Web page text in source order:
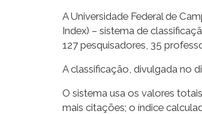
A Universidade Federal de
Index) – sistema de
127 pesquisadores, 35
A classificação, divulgada no
O sistema usa os valores
mais citações; o índice